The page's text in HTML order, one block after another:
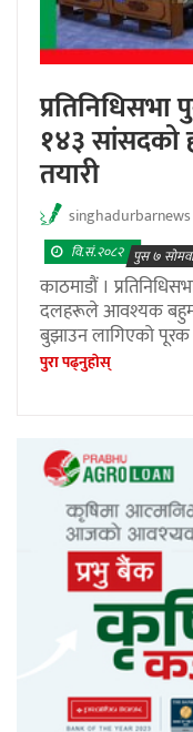
प्रतिनिधिसभा
१४३ सांसदको
तयारी
singhadurbarnews
वि.सं.२०८२ पुस ७
काठमाडौं ।
दलहरूले आवश्यक
बुझाउन लागिएको पूरक
पुरा पढ्नुहाेस्